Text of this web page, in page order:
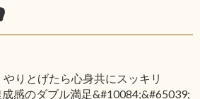
りとげたら心身共にスッキリ
感のダブル満足&#10084;&#65039;